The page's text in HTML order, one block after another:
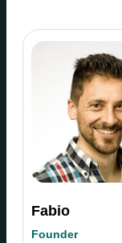
Fabio
Founder